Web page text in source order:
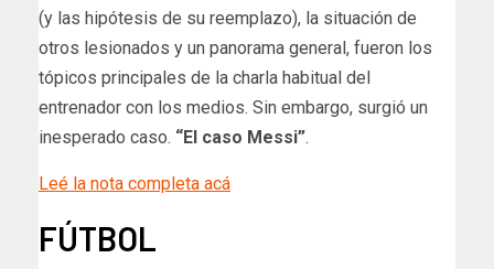
(y las hipótesis de su reemplazo), la situación de
otros lesionados y un panorama general, fueron los
tópicos principales de la charla habitual del
entrenador con los medios. Sin embargo, surgió un
inesperado caso. “El caso Messi”.
Leé la nota completa acá
FÚTBOL